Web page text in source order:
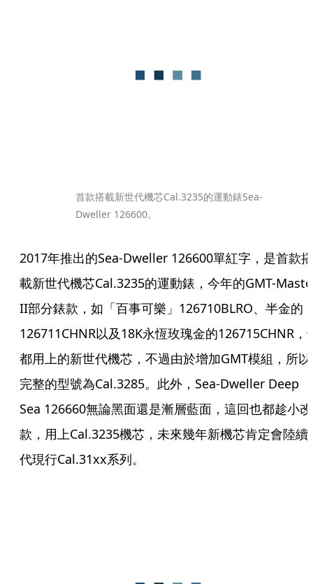
首款搭載新世代機芯Cal.3235的運動錶Sea-
Dweller 126600。
2017年推出的Sea-Dweller 126600單紅字，是首款搭
載新世代機芯Cal.3235的運動錶，今年的GMT-
II部分錶款，如「百事可樂」126710BLRO、半金的
126711CHNR以及18K永恆玫瑰金的126715CHNR，
都用上的新世代機芯，不過由於增加GMT模組，所以
完整的型號為Cal.3285。此外，Sea-Dweller Deep
Sea 126660無論黑面還是漸層藍面，這回也都趁小改
款，用上Cal.3235機芯，未來幾年新機芯肯定會陸續
代現行Cal.31xx系列。